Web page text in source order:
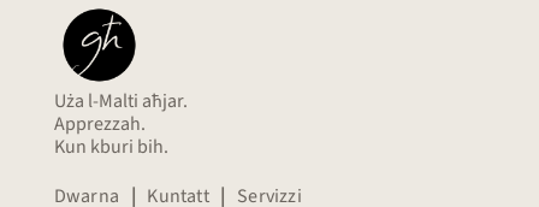
Uża l-Malti aħjar.
Apprezzah.
Kun kburi bih.
Dwarna | Kuntatt | Servizzi